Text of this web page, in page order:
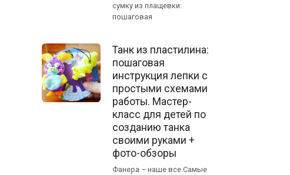
сумку из плащевки:
пошаговая
Танк из пластилина:
пошаговая
инструкция лепки с
простыми схемами
работы. Мастер-
класс для детей по
созданию танка
своими руками +
фото-обзоры
Фанера – наше все Самые